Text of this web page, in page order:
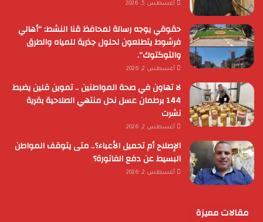
أغسطس 5, 2026
حقوقي يوجه رسالة لمحافظ قنا النشط: “أهالي
فرشوط يتطلعون لحلول جذرية للمياه والطرق
والتوكتوك”.
أغسطس 2, 2026
لا تهاون في صحة المواطنين .. تموين قلين يضبط
144 برطمان عسل نحل منتهي الصلاحية بقرية
نشرت
أغسطس 2, 2026
الإصلاح أم تحميل الأعباء؟.. متى يتوقف المواطن
البسيط عن دفع الفاتورة؟
أغسطس 2, 2026
مقالات مميزة